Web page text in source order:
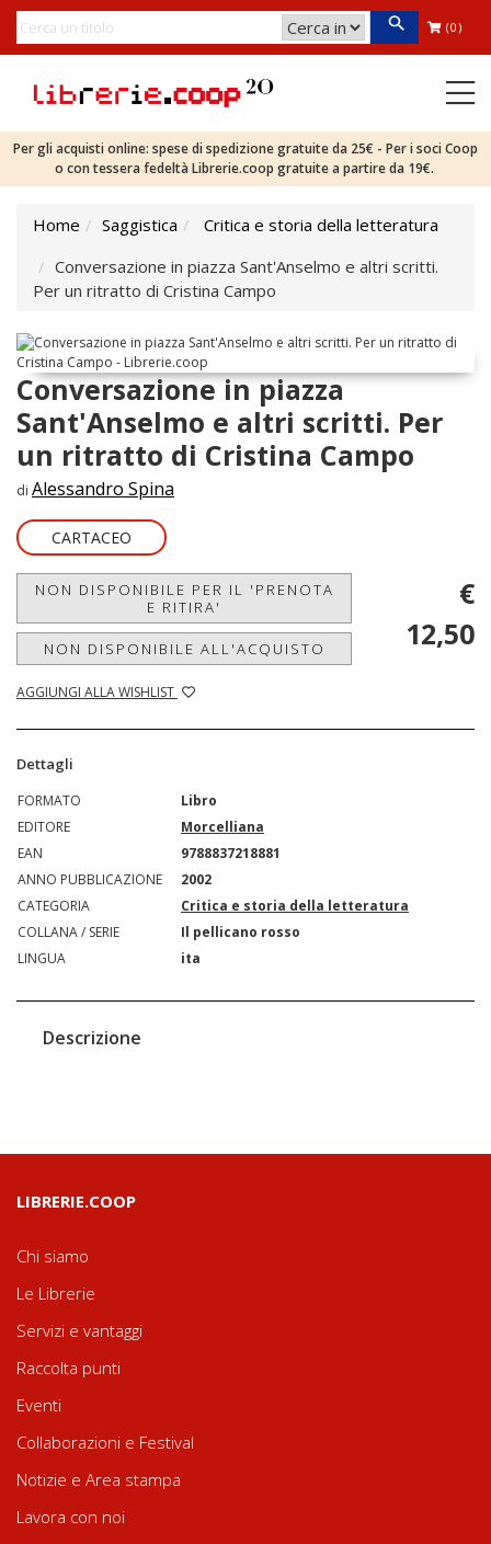
(0)
Per gli acquisti online: spese di spedizione gratuite da 25€ - Per i soci Coop
o con tessera fedeltà Librerie.coop gratuite a partire da 19€.
Home Saggistica
Critica e storia della letteratura
Conversazione in piazza Sant'Anselmo e altri scritti.
Per un ritratto di Cristina Campo
Conversazione in piazza
Sant'Anselmo e altri scritti. Per
un ritratto di Cristina Campo
di Alessandro Spina
CARTACEO
NON DISPONIBILE PER IL 'PRENOTA
E RITIRA'
NON DISPONIBILE ALL'ACQUISTO
AGGIUNGI ALLA WISHLIST
€
12,50
Dettagli
FORMATO
Libro
EDITORE
Morcelliana
EAN
9788837218881
ANNO PUBBLICAZIONE
2002
CATEGORIA
Critica e storia della letteratura
COLLANA / SERIE
Il pellicano rosso
LINGUA
ita
Descrizione
LIBRERIE.COOP
Chi siamo
Le Librerie
Servizi e vantaggi
Raccolta punti
Eventi
Collaborazioni e Festival
Notizie e Area stampa
Lavora con noi